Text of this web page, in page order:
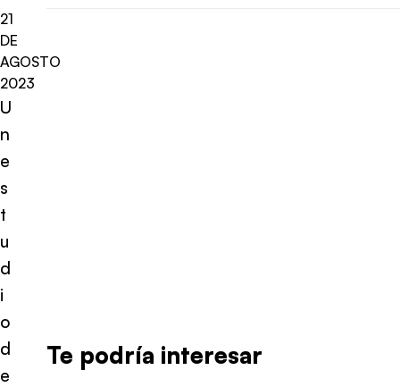
21
DE
AGOSTO
2023
U
n
e
s
t
u
d
i
o
d
e
Te podría interesar